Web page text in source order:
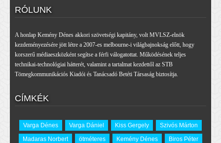
RÓLUNK
A honlap Kemény Dénes akkori szövetségi kapitány, volt MVLSZ-elnök
kezdeményezésére jött létre a 2007-es melbourne-i világbajnokság előtt, hogy
korszerű médiaeszközként segítse a férfi válogatottat. Működésének teljes
technikai-technológiai hátterét, valamint a tartalmat kezdettől az STB
Tömegkommunikációs Kiadói és Tanácsadó Betéti Társaság biztosítja.
CÍMKÉK
Varga Dénes Varga Dániel Kiss Gergely
Szivós Márton
Madaras Norbert
ötméteres Kemény Dénes
Biros Péter